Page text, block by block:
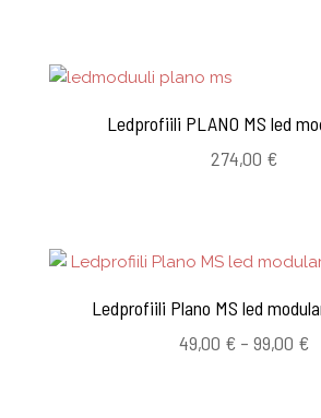
Ledprofiili PLANO MS led
274,00 €
Ledprofiili Plano MS led
49,00 € – 99,00 €